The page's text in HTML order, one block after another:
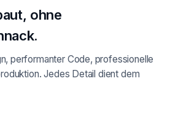
ohne
performanter Code, professionelle
Jedes Detail dient dem